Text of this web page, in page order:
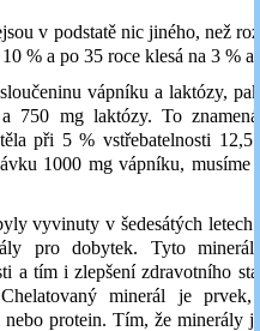
podstatě nic jiného, než
% a po 35 roce klesá na 3 %
vápníku a laktózy,
750 mg laktózy. To
při 5 % vstřebatelnosti
1000 mg vápníku, musíme
v šedesátých letech
pro dobytek. Tyto
a tím i zlepšení zdravotního
minerál je
protein. Tím, že minerály